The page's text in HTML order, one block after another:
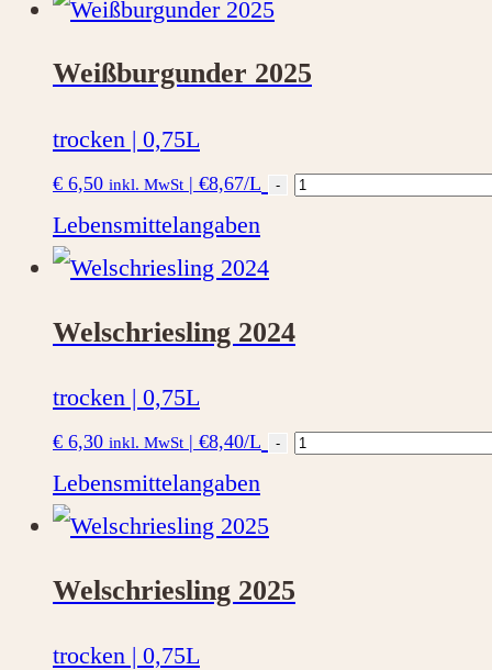
€ 78,00€ 75,00.
Weißburgunder 2025
trocken | 0,75L
€ 6,50 inkl. MwSt | €8,67/L -
Weißburgunder
Lebensmittelangaben
Welschriesling 2024
trocken | 0,75L
€ 6,30 inkl. MwSt | €8,40/L -
Welschriesling
Lebensmittelangaben
Welschriesling 2025
trocken | 0,75L